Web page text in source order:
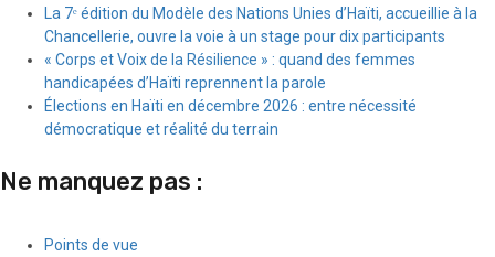
La 7ᵉ édition du Modèle des Nations Unies d’Haïti, accueillie à la
Chancellerie, ouvre la voie à un stage pour dix participants
« Corps et Voix de la Résilience » : quand des femmes
handicapées d’Haïti reprennent la parole
Élections en Haïti en décembre 2026 : entre nécessité
démocratique et réalité du terrain
Ne manquez pas :
Points de vue